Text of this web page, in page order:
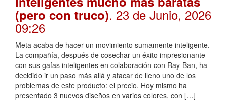
(pero con truco). 23 de Junio, 2026
09:26
Meta acaba de hacer un movimiento sumamente inteligente.
La compañía, después de cosechar un éxito impresionante
con sus gafas inteligentes en colaboración con Ray-Ban, ha
decidido ir un paso más allá y atacar de lleno uno de los
problemas de este producto: el precio. Hoy mismo ha
presentado 3 nuevos diseños en varios colores, con […]